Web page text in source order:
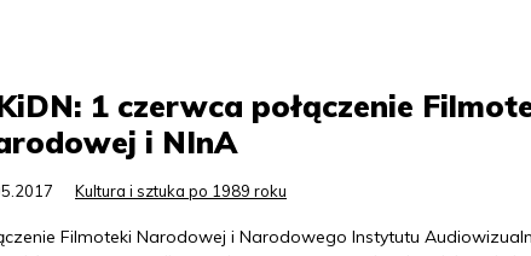
1 czerwca połączenie
i NInA
Kultura i sztuka po 1989 roku
Filmoteki Narodowej i Narodowego Instytutu